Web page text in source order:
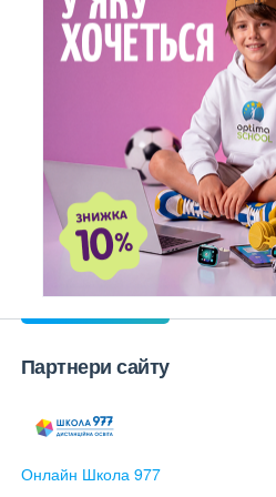
Партнери сайту
Онлайн Школа 977